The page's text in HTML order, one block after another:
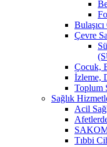
Çevre
Çocuk,
İzleme,
Toplum
Sağlık
Acil
Tıbbi